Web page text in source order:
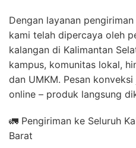
Dengan layanan
kami telah dipercaya oleh
kalangan di Kalimantan
kampus, komunitas lokal,
dan UMKM. Pesan
online – produk langsung
🚛 Pengiriman ke Seluruh
Barat